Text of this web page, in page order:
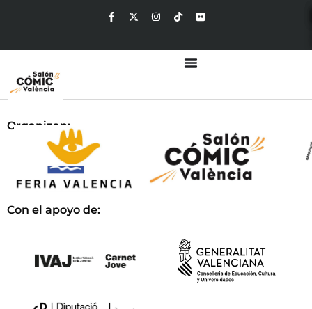
Organizan:
Con el apoyo de: